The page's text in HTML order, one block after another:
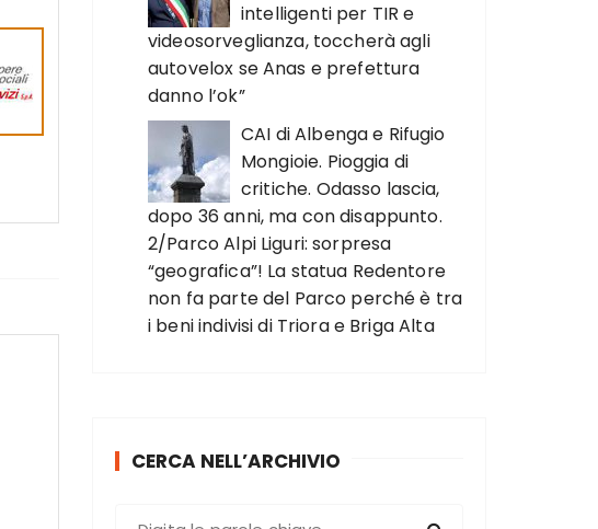
intelligenti per TIR e
videosorveglianza, toccherà agli
autovelox se Anas e prefettura
danno l’ok”
CAI di Albenga e Rifugio
Mongioie. Pioggia di
critiche. Odasso lascia,
dopo 36 anni, ma con disappunto.
2/Parco Alpi Liguri: sorpresa
“geografica”! La statua Redentore
non fa parte del Parco perché è tra
i beni indivisi di Triora e Briga Alta
CERCA NELL’ARCHIVIO